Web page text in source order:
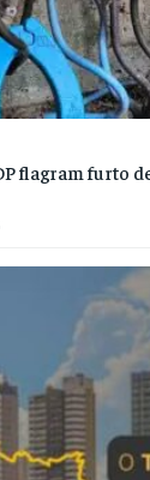
flagram furto